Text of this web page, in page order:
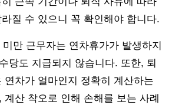
질 수 있으니 꼭 확인해야 합니다.
만 근무자는 연차휴가가 발생하지
당도 지급되지 않습니다. 또한, 퇴
연차가 얼마인지 정확히 계산하는
계산 착오로 인해 손해를 보는 사례